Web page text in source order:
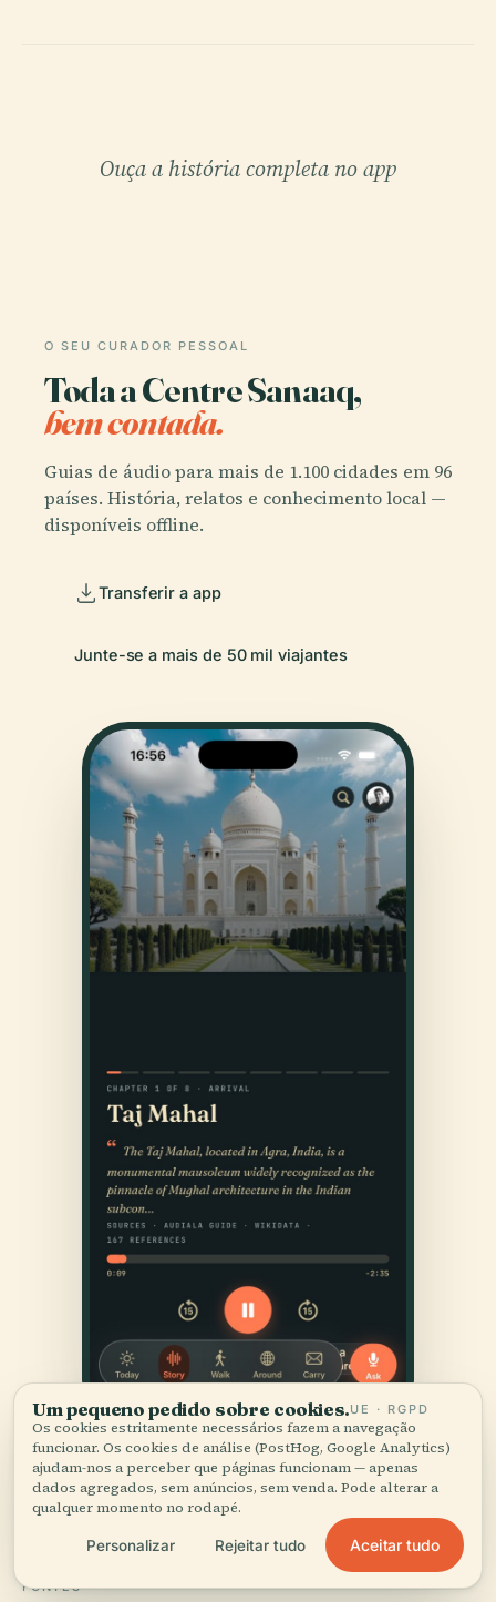
Ouça a história completa no app
O SEU CURADOR PESSOAL
Toda a Centre Sanaaq,
bem contada.
Guias de áudio para mais de 1.100 cidades em 96
países. História, relatos e conhecimento local —
disponíveis offline.
Transferir a app
Junte-se a mais de 50 mil viajantes
FONTES
Um pequeno pedido sobre cookies.UE · RGPD
Os cookies estritamente necessários fazem a navegação
funcionar. Os cookies de análise (PostHog, Google Analytics)
ajudam-nos a perceber que páginas funcionam — apenas
dados agregados, sem anúncios, sem venda. Pode alterar a
qualquer momento no rodapé.
Personalizar Rejeitar tudo Aceitar tudo